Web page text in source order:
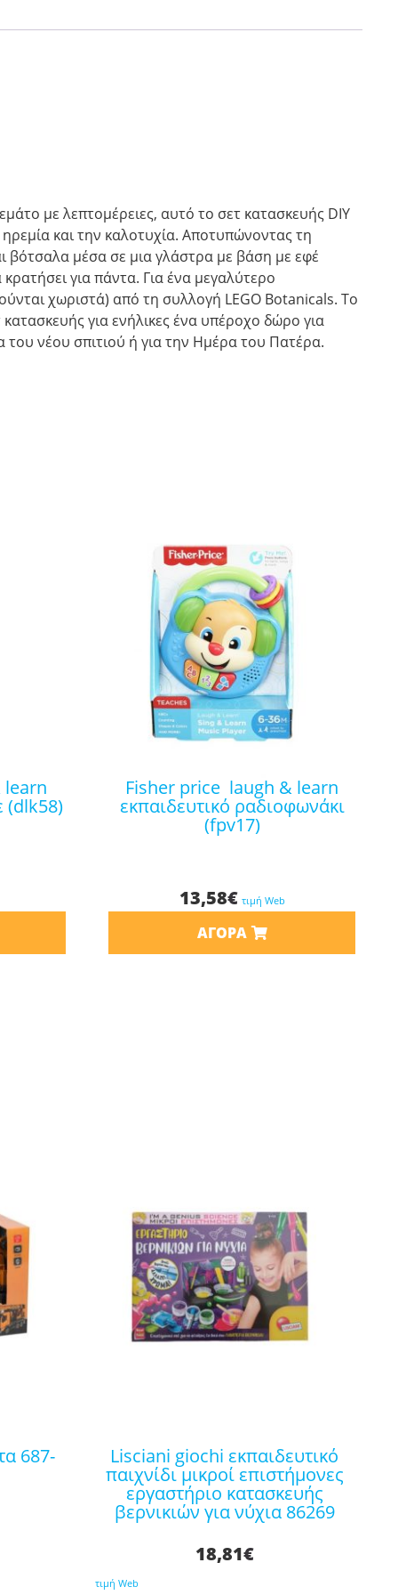
με λεπτομέρειες, αυτό το σετ κατασκευής DIY
και την καλοτυχία. Αποτυπώνοντας τη
βότσαλα μέσα σε μια γλάστρα με βάση με εφέ
για πάντα. Για ένα μεγαλύτερο
χωριστά) από τη συλλογή LEGO Botanicals. Το
για ενήλικες ένα υπέροχο δώρο για
του νέου σπιτιού ή για την Ημέρα του Πατέρα.
(dlk58)
fisher price laugh & learn
εκπαιδευτικό ραδιοφωνάκι
(fpv17)
13,58€ τιμή Web
ΑΓΟΡΆ
lisciani giochi εκπαιδευτικό
παιχνίδι μικροί επιστήμονες
εργαστήριο κατασκευής
βερνικιών για νύχια 86269
18,81€
τιμή Web